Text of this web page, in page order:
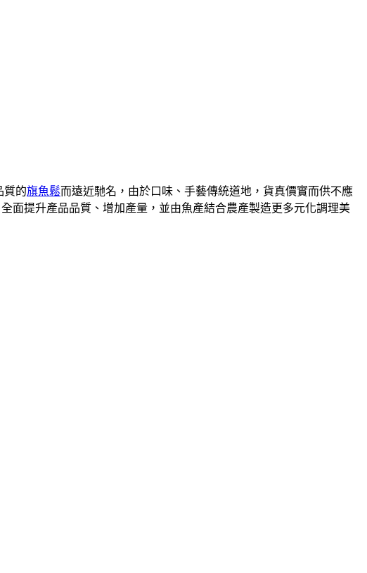
質的旗魚鬆而遠近馳名，由於口味、手藝傳統道地，貨真價實而供不應
面提升產品品質、增加產量，並由魚產結合農產製造更多元化調理美